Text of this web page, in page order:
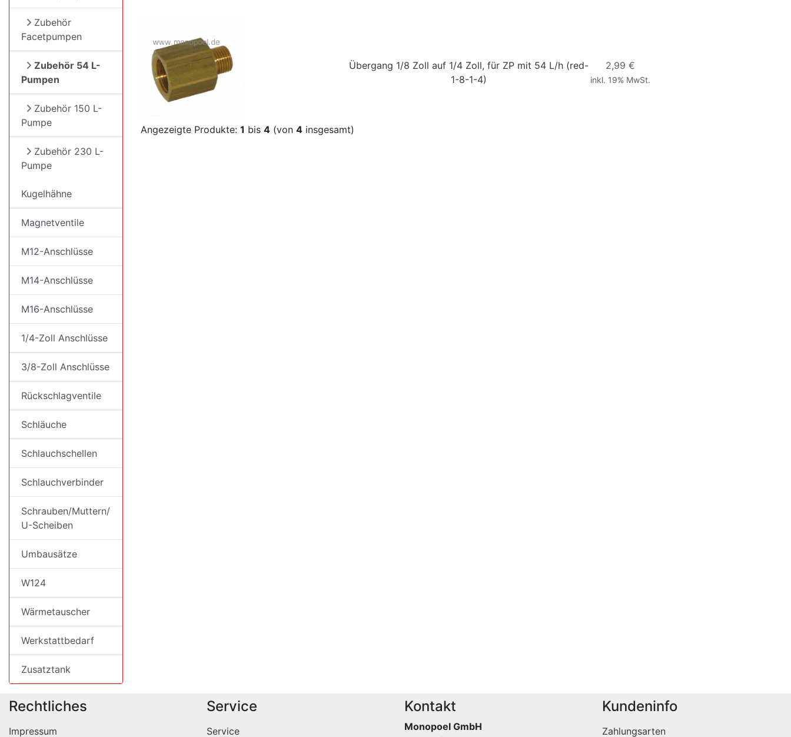
Übergang 1/8 Zoll auf 1/4 Zoll, für ZP mit 54 L/h (red-
1-8-1-4)
2,99 €
inkl. 19% MwSt.
Angezeigte Produkte: 1 bis 4 (von 4 insgesamt)
Zubehör
Facetpumpen
Zubehör 54 L-
Pumpen
Zubehör 150 L-
Pumpe
Zubehör 230 L-
Pumpe
Kugelhähne
Magnetventile
M12-Anschlüsse
M14-Anschlüsse
M16-Anschlüsse
1/4-Zoll Anschlüsse
3/8-Zoll Anschlüsse
Rückschlagventile
Schläuche
Schlauchschellen
Schlauchverbinder
Schrauben/Muttern/
U-Scheiben
Umbausätze
W124
Wärmetauscher
Werkstattbedarf
Zusatztank
Rechtliches
Impressum
Service
Service
Kontakt
Monopoel GmbH
Kundeninfo
Zahlungsarten